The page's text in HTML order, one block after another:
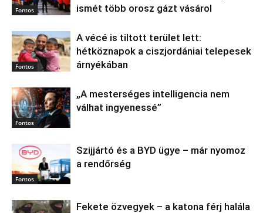
Fontos
ismét több orosz gázt vásárol
Fontos
A vécé is tiltott terület lett:
hétköznapok a ciszjordániai telepesek
árnyékában
Fontos
„A mesterséges intelligencia nem
válhat ingyenessé”
Fontos
Szijjártó és a BYD ügye – már nyomoz
a rendőrség
Fekete özvegyek – a katona férj halála